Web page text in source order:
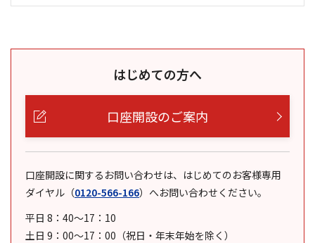
はじめての方へ
口座開設のご案内
口座開設に関するお問い合わせは、はじめてのお客様専用
ダイヤル （0120-566-166） へお問い合わせください。
平日 8：40～17：10
土日 9：00～17：00（祝日・年末年始を除く）